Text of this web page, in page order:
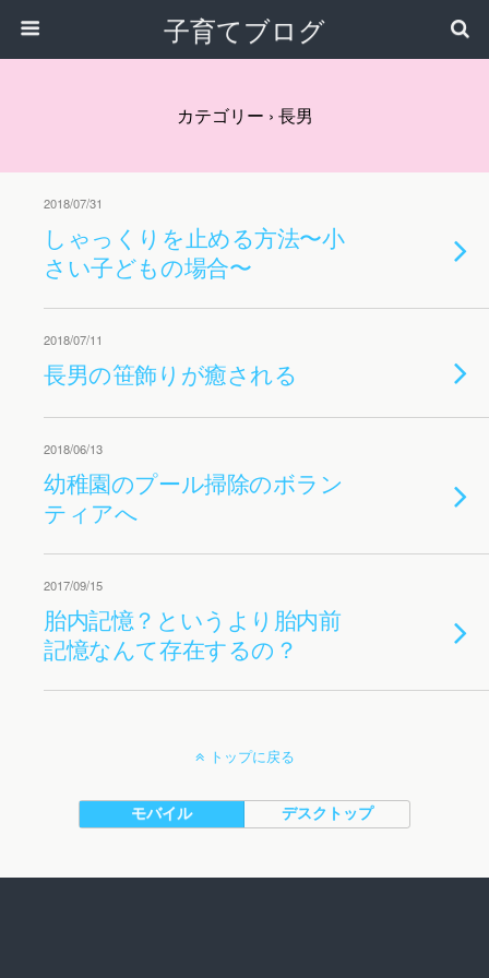
子育てブログ
カテゴリー › 長男
2018/07/31
しゃっくりを止める方法〜小
さい子どもの場合〜
2018/07/11
長男の笹飾りが癒される
2018/06/13
幼稚園のプール掃除のボラン
ティアへ
2017/09/15
胎内記憶？というより胎内前
記憶なんて存在するの？
トップに戻る
モバイル デスクトップ